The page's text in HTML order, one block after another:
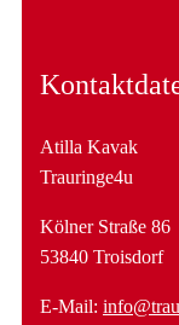
Atilla Kavak
Trauringe4u
Kölner Straße 86
53840 Troisdorf
E-Mail: